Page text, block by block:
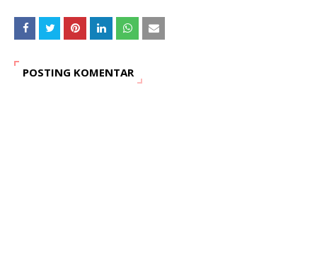
POSTING KOMENTAR